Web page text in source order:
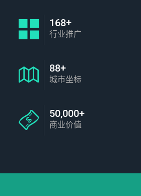
168+
行业推广
88+
城市坐标
50,000+
商业价值